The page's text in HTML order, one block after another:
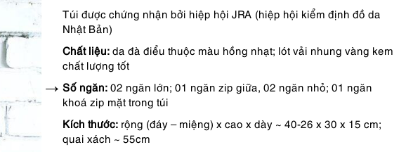
là:
tại
Túi được chứng nhận bởi hiệp hội JRA (hiệp hội kiểm định đồ da
Nhật Bản)
Chất liệu: da đà điểu thuộc màu hồng nhạt; lót vải nhung vàng kem
chất lượng tốt
Số ngăn: 02 ngăn lớn; 01 ngăn zip giữa, 02 ngăn nhỏ; 01 ngăn
khoá zip mặt trong túi
Kích thước: rộng (đáy – miệng) x cao x dày ~ 40-26 x 30 x 15 cm;
quai xách ~ 55cm